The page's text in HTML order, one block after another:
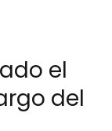
el
del